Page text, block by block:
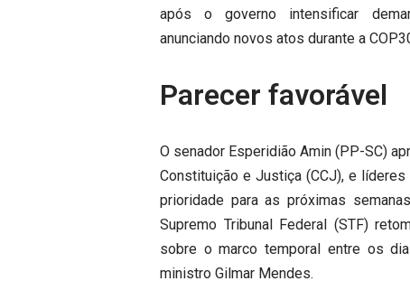
após o governo intensificar
anunciando novos atos durante a
Parecer favorável
O senador Esperidião Amin (PP-SC)
Constituição e Justiça (CCJ), e
prioridade para as próximas
Supremo Tribunal Federal (STF)
sobre o marco temporal entre os
ministro Gilmar Mendes.